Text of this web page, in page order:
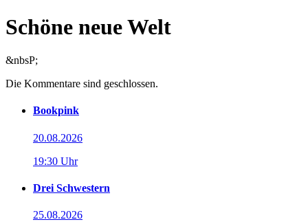
Schöne neue Welt
&nbsP;
Die Kommentare sind geschlossen.
Bookpink
20.08.2026
19:30 Uhr
Drei Schwestern
25.08.2026